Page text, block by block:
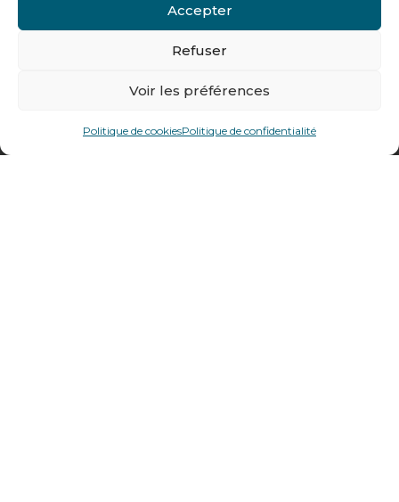
Accepter
Refuser
Voir les préférences
Politique de cookiesPolitique de confidentialité
Tél : + 33 (0)4 74 62 81 44
Villefranche sur Saône